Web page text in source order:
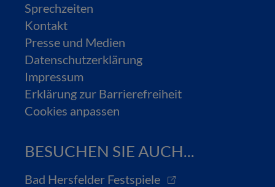
Sprechzeiten
Kontakt
Presse und Medien
Datenschutzerklärung
Impressum
Erklärung zur Barrierefreiheit
Cookies anpassen
BESUCHEN SIE AUCH...
Bad Hersfelder Festspiele